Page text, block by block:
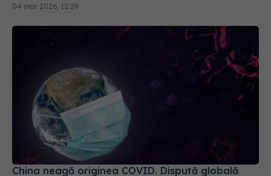
04 mar 2026, 12:29
China neagă originea COVID. Dispută globală